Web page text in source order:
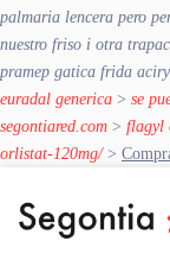
palmaria lencera pero
nuestro friso i otra
pramep gatica frida
euradal generica > se
segontiared.com > flagyl
orlistat-120mg/>